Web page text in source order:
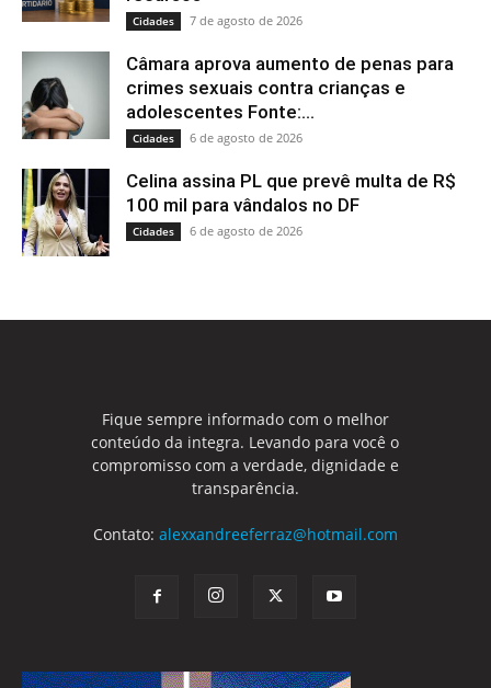
Cidades 7 de agosto de 2026
Câmara aprova aumento de penas para
crimes sexuais contra crianças e
adolescentes Fonte:...
Cidades 6 de agosto de 2026
Celina assina PL que prevê multa de R$
100 mil para vândalos no DF
Cidades 6 de agosto de 2026
Fique sempre informado com o melhor
conteúdo da integra. Levando para você o
compromisso com a verdade, dignidade e
transparência.
Contato: alexxandreeferraz@hotmail.com